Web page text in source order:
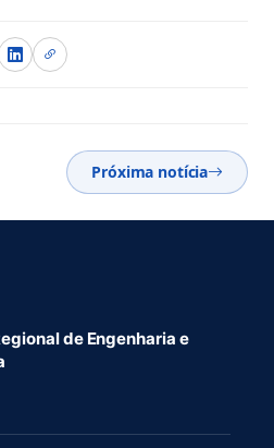
Próxima notícia
de Engenharia e